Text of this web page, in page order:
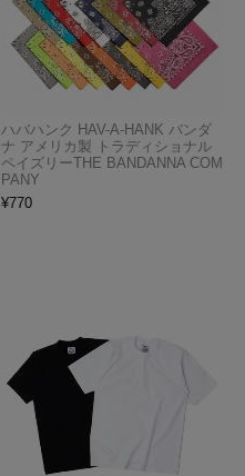
ハバハンク HAV-A-HANK バンダ
ナ アメリカ製 トラディショナル
ペイズリーTHE BANDANNA COM
PANY
¥770